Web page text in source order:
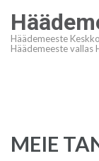
content
Häädemeeste
Häädemeeste vallas
MEIE